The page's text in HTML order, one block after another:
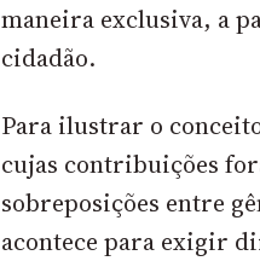
maneira exclusiva, a
cidadão.
Para ilustrar o
cujas contribuições
sobreposições entre
acontece para exigir